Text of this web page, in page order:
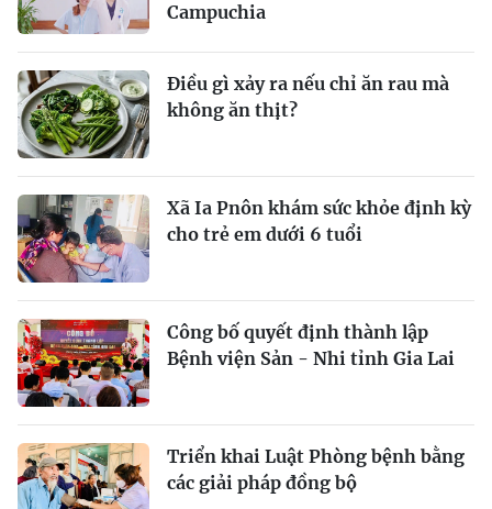
Campuchia
Điều gì xảy ra nếu chỉ ăn rau mà
không ăn thịt?
Xã Ia Pnôn khám sức khỏe định kỳ
cho trẻ em dưới 6 tuổi
Công bố quyết định thành lập
Bệnh viện Sản - Nhi tỉnh Gia Lai
Triển khai Luật Phòng bệnh bằng
các giải pháp đồng bộ